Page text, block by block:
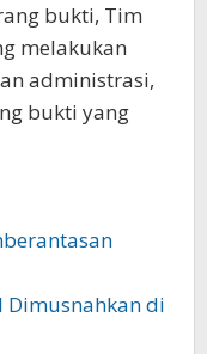
bukti, Tim
melakukan
administrasi,
bukti yang
Dimusnahkan di